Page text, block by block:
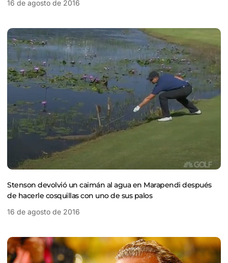
16 de agosto de 2016
Stenson devolvió un caimán al agua en Marapendi después
de hacerle cosquillas con uno de sus palos
16 de agosto de 2016